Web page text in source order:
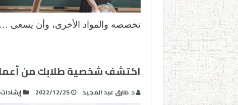
تخصصه والمواد الأخرى، وأن يسعى …
اكتشف شخصية طلابك من
د. طارق عبد المجيد 2022/12/25 إرشادات